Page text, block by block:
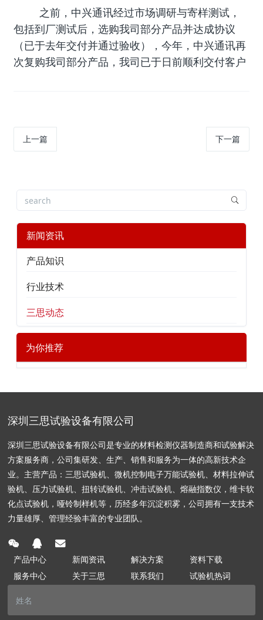
之前，中兴通讯经过市场调研与寄样测试，
包括到厂测试后，选购我司部分产品并达成协议
（已于去年交付并通过验收），今年，中兴通讯再
次复购我司部分产品，我司已于日前顺利交付客户
上一篇 下一篇
新闻资讯
产品知识
行业技术
三思动态
为你推荐
深圳三思试验设备有限公司
深圳三思试验设备有限公司是专业的材料检测仪器制造商和试验解决
方案服务商，公司集研发、生产、销售和服务为一体的高新技术企
业。主营产品：三思试验机、微机控制电子万能试验机、材料拉伸试
验机、压力试验机、扭转试验机、冲击试验机、熔融指数仪，维卡软
化点试验机，哑铃制样机等，历经多年沉淀积雾，公司拥有一支技术
力量雄厚、管理经验丰富的专业团队。
产品中心 新闻资讯 解决方案
资料下载
服务中心
关于三思 联系我们 试验机热词